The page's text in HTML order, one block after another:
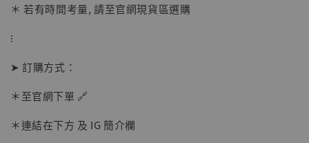
＊ 若有時間考量, 請至官網現貨區選購
⁝
➤ 訂購方式：
＊至官網下單 🔗
＊連結在下方 及 IG 簡介欄